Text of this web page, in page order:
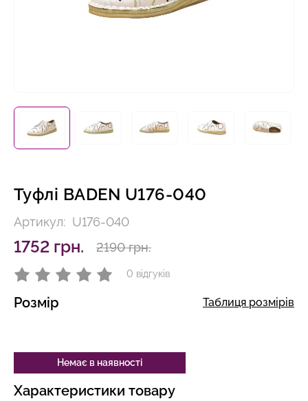
Туфлі BADEN U176-040
Артикул: U176-040
1752 грн. 2190 грн.
0 відгуків
Розмір Таблиця розмірів
Немає в наявності
Характеристики товару